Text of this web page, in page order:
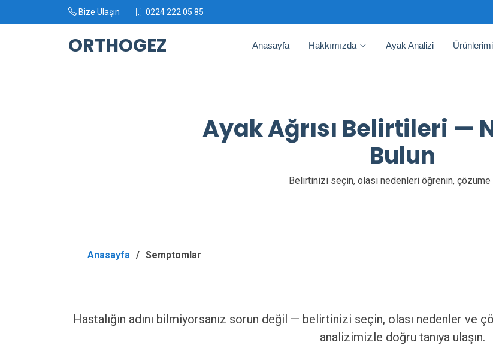
Bize Ulaşın 0224 222 05 85
ORTHOGEZ Anasayfa Hakkımızda Ayak Analizi
Ayak Ağrısı Belirtileri —
Bulun
Belirtinizi seçin, olası nedenleri öğrenin, çözüme
Anasayfa Semptomlar
Hastalığın adını bilmiyorsanız sorun değil — belirtinizi seçin, olası nedenler ve
analizimizle doğru tanıya ulaşın.